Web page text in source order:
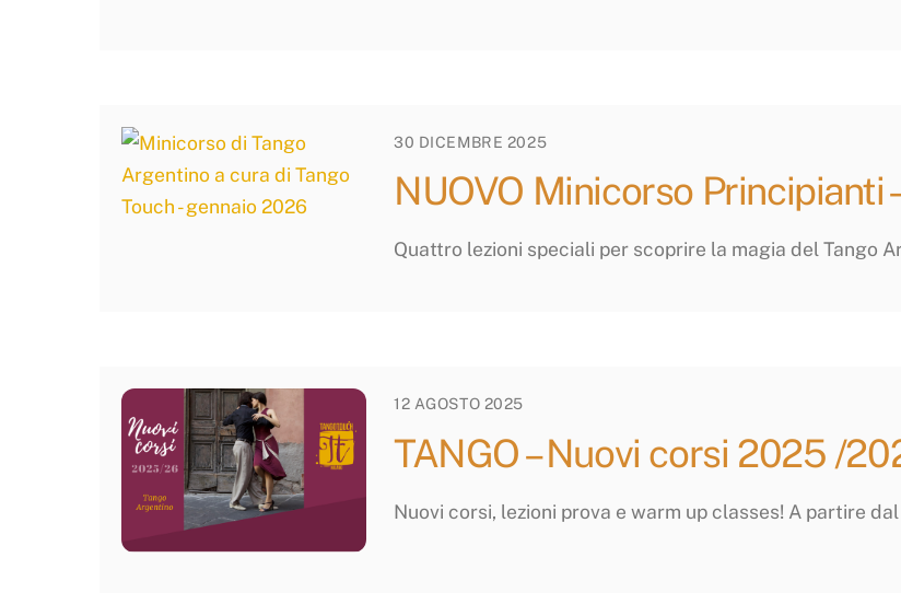
30 DICEMBRE 2025
NUOVO Minicorso Principianti
Quattro lezioni speciali per scoprire la magia del Tango
12 AGOSTO 2025
TANGO – Nuovi corsi 2025 /
Nuovi corsi, lezioni prova e warm up classes! A partire